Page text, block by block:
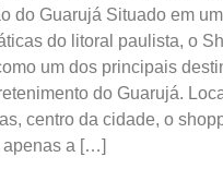
do Guarujá Situado em
do litoral paulista, o
um dos principais
do Guarujá.
centro da cidade, o
apenas a […]